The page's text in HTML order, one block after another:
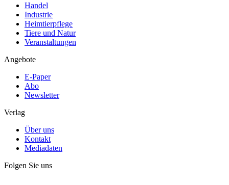
Handel
Industrie
Heimtierpflege
Tiere und Natur
Veranstaltungen
Angebote
E-Paper
Abo
Newsletter
Verlag
Über uns
Kontakt
Mediadaten
Folgen Sie uns